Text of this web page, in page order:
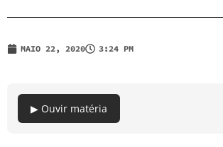
MAIO 22, 2020 3:24 PM
▶ Ouvir matéria